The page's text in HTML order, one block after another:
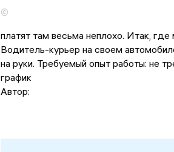
©
платят там весьма неплохо. Итак, где
Водитель-курьер на своем
на руки. Требуемый опыт работы: не
график
Автор: